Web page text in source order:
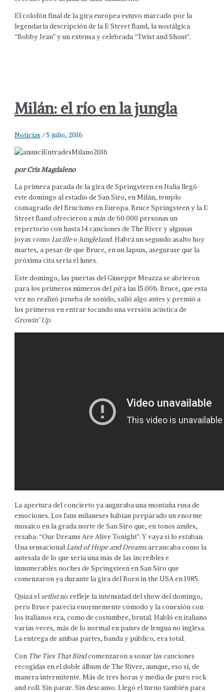
El colofón final de la gira europea estuvo marcado por la
legendaria descripción de la E Street Band, la nostálgica
“Bobby Jean” y un extensa y celebrada “Twist and Shout”.
Milán: el río en la jungla
Noticias /5 julio, 2016
por Cris Magdaleno
La primera parada de la gira de Springsteen en Italia llegó
este domingo al estadio de San Siro, en Milán, templo
consagrado del Brucismo en Europa. Bruce Springsteen y la E
Street Band ofrecieron a más de 60.000 personas un
repertorio con hasta 14 canciones de The River y algunas
joyas comoLucilleo Jungleland. Habrá un segundo asalto hoy
martes, a pesar de que Bruce, en un lapsus, asegurase que la
próxima cita sería el lunes.
Este domingo, las puertas del Giuseppe Meazza se abrieron
para los primeros números del pita las 15:00h. Bruce, que esta
vez no realizó prueba de sonido, salió algo antes y premió a
los primeros en entrar tocando una versión acústica de
Growin’ Up.
La apertura del concierto ya auguraba una montaña rusa de
emociones. Los fans milaneses habían preparado un enorme
mosaico en la grada norte de San Siro que, en tonos azules,
rezaba: “Our Dreams Are Alive Tonight”. Y vaya si lo estaban.
Una sensacionalLand of Hope and Dreamsarrancaba como la
antesala de lo que sería una más de las increíbles e
innumerables noches de Springsteen en San Siro que
comenzaron ya durante la gira del Born in the USA en 1985.
Quizá elsetlistno refleje la intensidad del show del domingo,
pero Bruce parecía enormemente cómodo y la conexión con
los italianos era, como de costumbre, brutal. Habló en italiano
varias veces, más de lo normal en países de lengua no inglesa.
La entrega de ambas partes, banda y público, era total.
Con The Ties That Bindcomenzaron a sonar las canciones
recogidas en el doble álbum de The River, aunque, eso sí, de
manera intermitente. Más de tres horas y media de puro rock
and roll. Sin parar. Sin descanso. Llegó el turno también para